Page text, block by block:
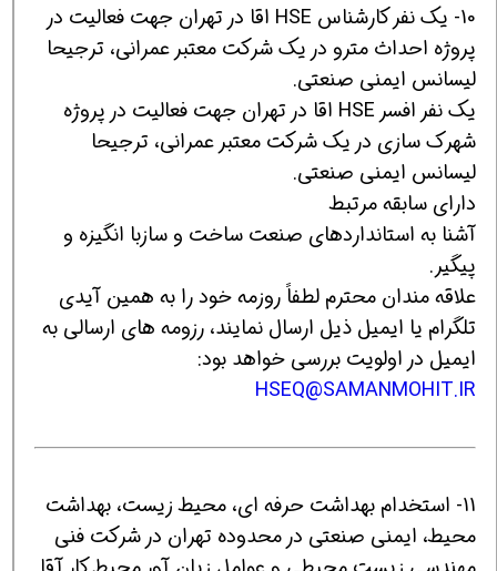
10- یک نفر کارشناس HSE اقا در تهران جهت فعالیت در
پروژه احداث مترو در یک شرکت معتبر عمرانی، ترجیحا
لیسانس ایمنی صنعتی.
یک نفر افسر HSE اقا در تهران جهت فعالیت در پروژه
شهرک سازی در یک شرکت معتبر عمرانی، ترجیحا
لیسانس ایمنی صنعتی.
دارای سابقه مرتبط
آشنا به استانداردهای صنعت ساخت و سازبا انگیزه و
پیگیر.
علاقه مندان محترم لطفاً روزمه خود را به همین آیدی
تلگرام یا ایمیل ذیل ارسال نمایند، رزومه های ارسالی به
ایمیل در اولویت بررسی خواهد بود:
HSEQ@SAMANMOHIT.IR
11- استخدام بهداشت حرفه ای، محیط زیست، بهداشت
محیط، ایمنی صنعتی در محدوده تهران در شرکت فنی